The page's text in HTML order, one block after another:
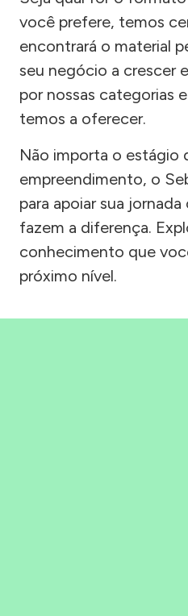
você prefere, temos
encontrará o material
seu negócio a crescer
por nossas categorias
temos a oferecer.
Não importa o estágio
empreendimento, o
para apoiar sua
fazem a diferença.
conhecimento que
próximo nível.